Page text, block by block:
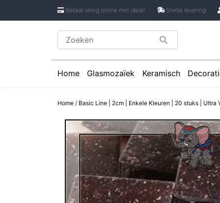
Betaal veilig online met ideal! Snelle levering
Home
Glasmozaïek
Glasmozaïek steentjes 2 cm
Glasmozaïek steentjes Pixel 8 mm
Glasmozaïek steentjes Rond
Glasmozaïek steentjes Glasnuggets
Glasmozaïek steentjes Speciale
Glasmozaïek steentjes
Keramisch
Keramische
Keramische Cirkels
Keramische
Keramische
Keramische
Keramische
Keramische
Spiegel
Home / Basic Line | 2cm | Enkele Kleuren | 20 stuks | Ultra